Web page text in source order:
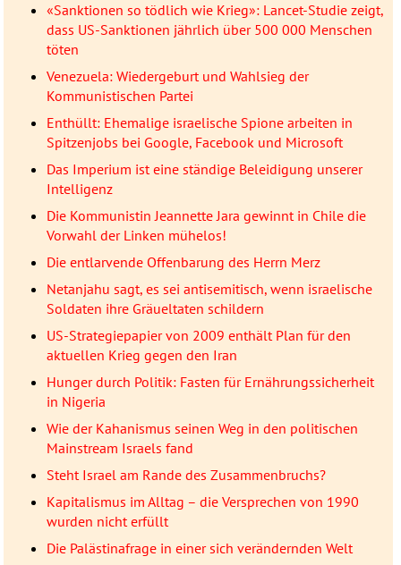
«Sanktionen so tödlich wie Krieg»: Lancet-Studie zeigt,
dass US-Sanktionen jährlich über 500 000 Menschen
töten
Venezuela: Wiedergeburt und Wahlsieg der
Kommunistischen Partei
Enthüllt: Ehemalige israelische Spione arbeiten in
Spitzenjobs bei Google, Facebook und Microsoft
Das Imperium ist eine ständige Beleidigung unserer
Intelligenz
Die Kommunistin Jeannette Jara gewinnt in Chile die
Vorwahl der Linken mühelos!
Die entlarvende Offenbarung des Herrn Merz
Netanjahu sagt, es sei antisemitisch, wenn israelische
Soldaten ihre Gräueltaten schildern
US-Strategiepapier von 2009 enthält Plan für den
aktuellen Krieg gegen den Iran
Hunger durch Politik: Fasten für Ernährungssicherheit
in Nigeria
Wie der Kahanismus seinen Weg in den politischen
Mainstream Israels fand
Steht Israel am Rande des Zusammenbruchs?
Kapitalismus im Alltag – die Versprechen von 1990
wurden nicht erfüllt
Die Palästinafrage in einer sich verändernden Welt